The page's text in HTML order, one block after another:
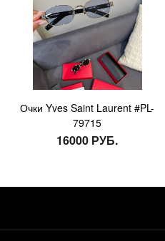
Очки Yves Saint Laurent #PL-
79715
16000 РУБ.